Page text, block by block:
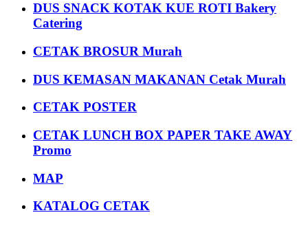
DUS SNACK KOTAK KUE ROTI Bakery
Catering
CETAK BROSUR Murah
DUS KEMASAN MAKANAN Cetak Murah
CETAK POSTER
CETAK LUNCH BOX PAPER TAKE AWAY
Promo
MAP
KATALOG CETAK